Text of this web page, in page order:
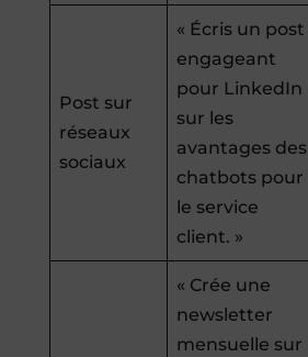
Post sur
réseaux
sociaux
« Écris un post
engageant
pour LinkedIn
sur les
avantages des
chatbots pour
le service
client. »
« Crée une
newsletter
mensuelle sur